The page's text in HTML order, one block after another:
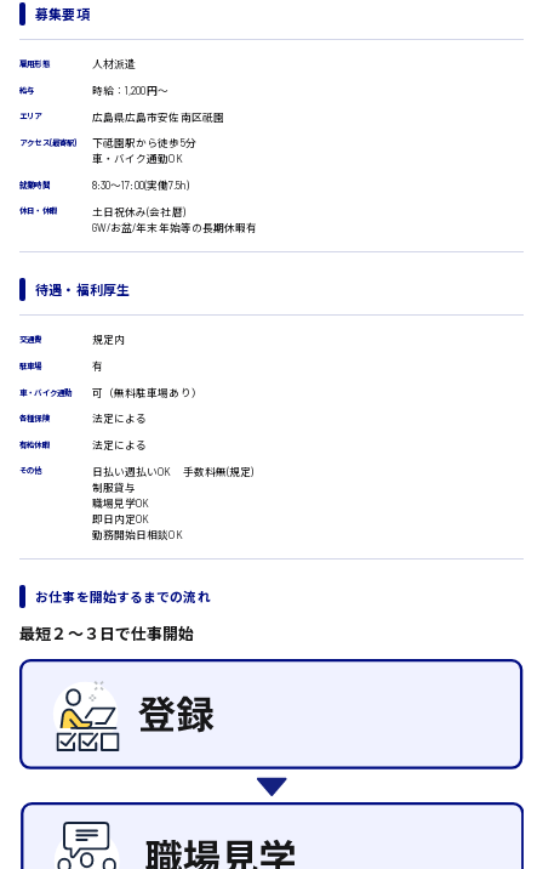
オフィスワーク系
一般事務
総務事務
受付事務
IT・クリエイティブ系
WEBデザイナー
校正・編集
システムエンジニア
プログラマー
カスタマーエンジニア
販売・サービス・フード系
経営企画
ホール
接客
営業
ラウンダー営業
ルート営業
施設管理・整備
清掃
施工管理
広島市西区
広島市佐伯区
広島市安佐南区
広島市安佐北区
東広島市
安芸高田市
時給1400円～
時給1500円以上
時給制すべて
日給8000円～
募集要項
雇用形態 人材派遣
給与 時給：1,200円～
エリア 広島県広島市安佐南区祇園
アクセス(最寄駅)
下祗園駅から徒歩5分
車・バイク通勤OK
就業時間 8:30〜17:00(実働7.5h)
休日・休暇
土日祝休み(会社暦)
GW/お盆/年末年始等の長期休暇有
待遇・福利厚生
交通費 規定内
駐車場 有
車・バイク通勤 可（無料駐車場あり）
各種保険 法定による
有給休暇 法定による
その他
日払い週払いOK 手数料無(規定)
制服貸与
職場見学OK
即日内定OK
勤務開始日相談OK
お仕事を開始するまでの流れ
最短２〜３日で仕事開始